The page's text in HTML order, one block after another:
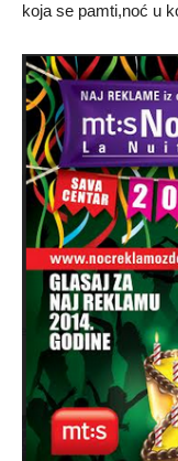
koja se pamti,noć u